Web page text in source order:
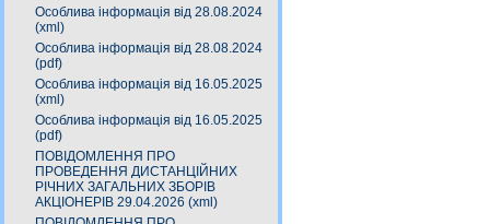
Особлива інформація від 28.08.2024
(xml)
Особлива інформація від 28.08.2024
(pdf)
Особлива інформація від 16.05.2025
(xml)
Особлива інформація від 16.05.2025
(pdf)
ПОВІДОМЛЕННЯ ПРО
ПРОВЕДЕННЯ ДИСТАНЦІЙНИХ
РІЧНИХ ЗАГАЛЬНИХ ЗБОРІВ
АКЦІОНЕРІВ 29.04.2026 (xml)